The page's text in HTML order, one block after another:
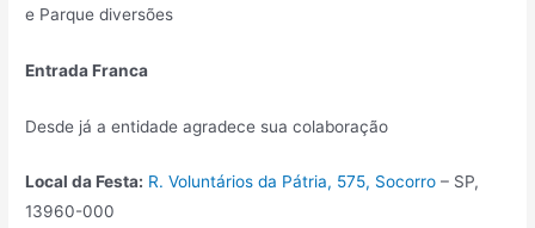
e Parque diversões
Entrada Franca
Desde já a entidade agradece sua colaboração
Local da Festa: R. Voluntários da Pátria, 575, Socorro – SP,
13960-000